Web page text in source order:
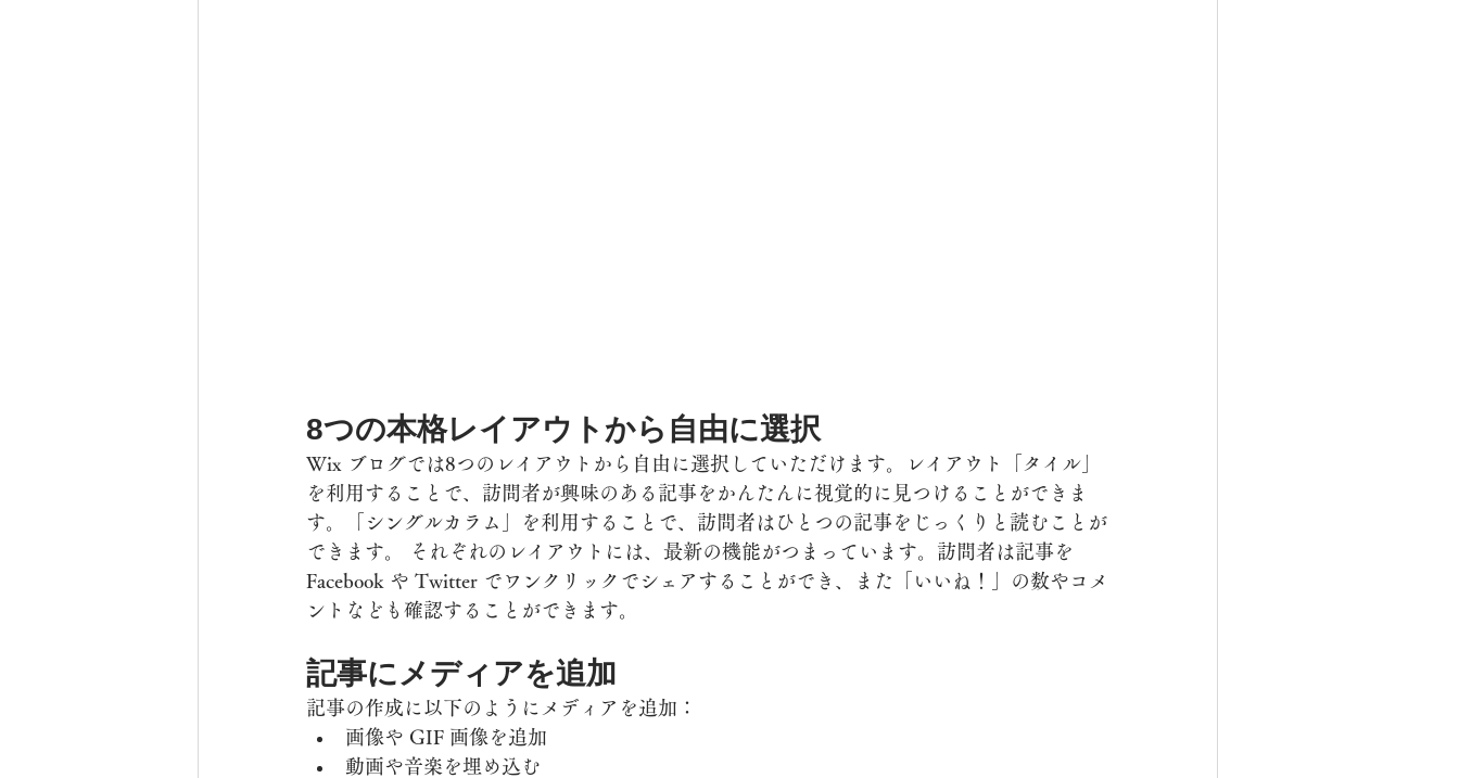
8つの本格レイアウトから自由に選択
Wix ブログでは8つのレイアウトから自由に選択していただけます。レイアウト「タイル」
を利用することで、訪問者が興味のある記事をかんたんに視覚的に見つけることができま
す。「シングルカラム」を利用することで、訪問者はひとつの記事をじっくりと読むことが
できます。 それぞれのレイアウトには、最新の機能がつまっています。訪問者は記事を
Facebook や Twitter でワンクリックでシェアすることができ、また「いいね！」の数やコメ
ントなども確認することができます。
記事にメディアを追加
記事の作成に以下のようにメディアを追加：
画像や GIF 画像を追加
動画や音楽を埋め込む